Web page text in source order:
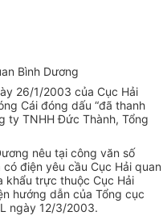
Bình Dương
26/1/2003 của Cục Hải
Cái đóng dấu “đã thanh
ty TNHH Đức Thành, Tổng
nêu tại công văn số
điện yêu cầu Cục Hải quan
khẩu trực thuộc Cục Hải
hướng dẫn của Tổng cục
ngày 12/3/2003.